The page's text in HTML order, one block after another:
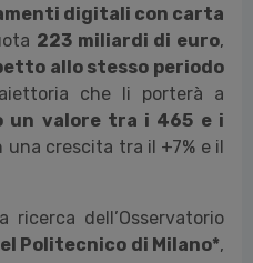
digitali con carta
223 miliardi di euro,
allo stesso periodo
che li porterà a
un valore tra i 465 e i
una crescita tra il +7% e il
dell’Osservatorio
Politecnico di Milano*,